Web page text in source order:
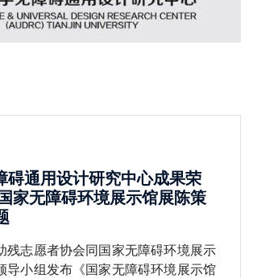
碍通用设计研究中心成果荣
家无障碍环境展示馆展陈策
残志愿者协会同国家无障碍环境展示
导小组发布《国家无障碍环境展示馆